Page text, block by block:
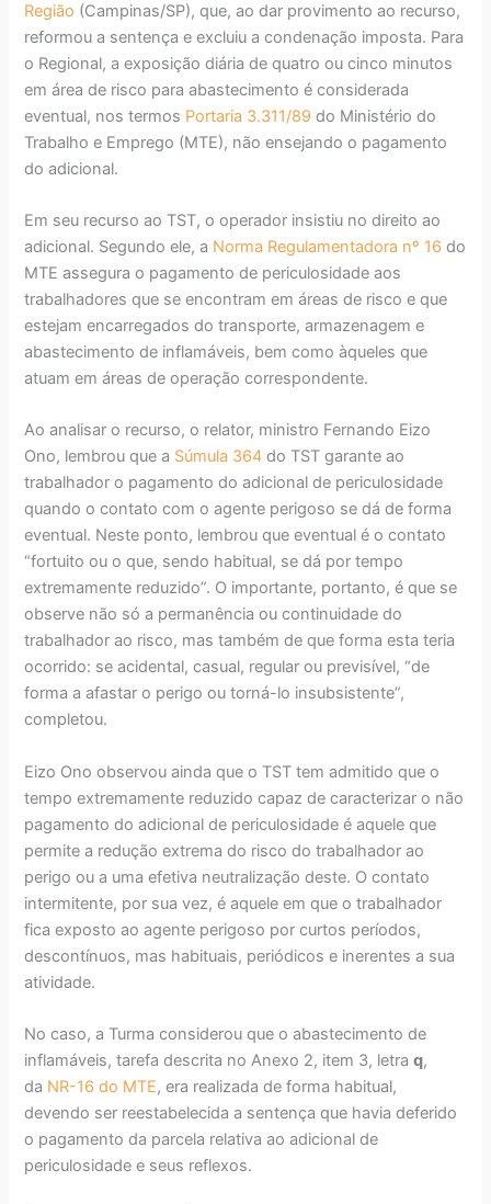
Região (Campinas/SP), que, ao dar provimento ao recurso,
reformou a sentença e excluiu a condenação imposta. Para
o Regional, a exposição diária de quatro ou cinco minutos
em área de risco para abastecimento é considerada
eventual, nos termos Portaria 3.311/89 do Ministério do
Trabalho e Emprego (MTE), não ensejando o pagamento
do adicional.
Em seu recurso ao TST, o operador insistiu no direito ao
adicional. Segundo ele, a Norma Regulamentadora nº 16 do
MTE assegura o pagamento de periculosidade aos
trabalhadores que se encontram em áreas de risco e que
estejam encarregados do transporte, armazenagem e
abastecimento de inflamáveis, bem como àqueles que
atuam em áreas de operação correspondente.
Ao analisar o recurso, o relator, ministro Fernando Eizo
Ono, lembrou que a Súmula 364 do TST garante ao
trabalhador o pagamento do adicional de periculosidade
quando o contato com o agente perigoso se dá de forma
eventual. Neste ponto, lembrou que eventual é o contato
“fortuito ou o que, sendo habitual, se dá por tempo
extremamente reduzido”. O importante, portanto, é que se
observe não só a permanência ou continuidade do
trabalhador ao risco, mas também de que forma esta teria
ocorrido: se acidental, casual, regular ou previsível, “de
forma a afastar o perigo ou torná-lo insubsistente”,
completou.
Eizo Ono observou ainda que o TST tem admitido que o
tempo extremamente reduzido capaz de caracterizar o não
pagamento do adicional de periculosidade é aquele que
permite a redução extrema do risco do trabalhador ao
perigo ou a uma efetiva neutralização deste. O contato
intermitente, por sua vez, é aquele em que o trabalhador
fica exposto ao agente perigoso por curtos períodos,
descontínuos, mas habituais, periódicos e inerentes a sua
atividade.
No caso, a Turma considerou que o abastecimento de
inflamáveis, tarefa descrita no Anexo 2, item 3, letraq,
da NR-16 do MTE, era realizada de forma habitual,
devendo ser reestabelecida a sentença que havia deferido
o pagamento da parcela relativa ao adicional de
periculosidade e seus reflexos.